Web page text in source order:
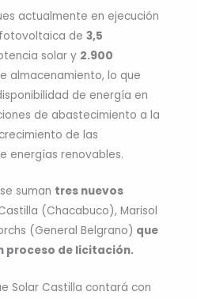
actualmente en ejecución
de 3,5
solar y 2.900
almacenamiento, lo que
de energía en
de abastecimiento a la
de las
energías renovables.
suman tres nuevos
(Chacabuco), Marisol
(General Belgrano) que
proceso de licitación.
Solar Castilla contará con